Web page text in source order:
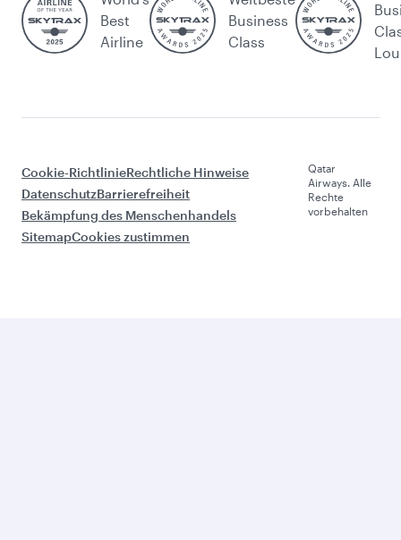
Best
Airline
Business
Class
Cookie-RichtlinieRechtliche Hinweise
DatenschutzBarrierefreiheit
Bekämpfung des Menschenhandels
SitemapCookies zustimmen
Qatar
Airways. Alle
Rechte
vorbehalten